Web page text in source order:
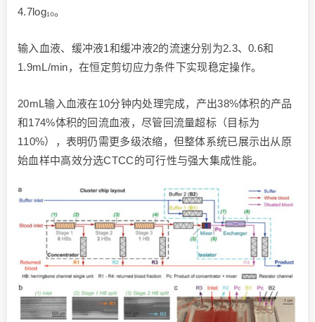
4.7log₁₀。
输入血液、缓冲液1和缓冲液2的流速分别为2.3、0.6和
1.9mL/min，在恒定剪切应力条件下实现稳定操作。
20mL输入血液在10分钟内处理完成，产出38%体积的产品
和174%体积的回流血液，尽管回流量超标（目标为
110%），表明仍需更多级浓缩，但整体系统已展示出从原
始血样中高效分选CTCC的可行性与强大集成性能。